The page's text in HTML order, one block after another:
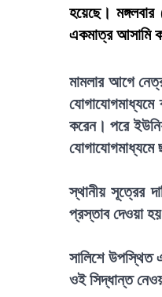
হয়েছে।
একমাত্র আসামি
মামলার আগে
করেন। পরে
যোগাযোগমাধ্যমে
স্থানীয় সূত্রের
প্রস্তাব দেওয়া
সালিশে উপস্থিত
ওই সিদ্ধান্ত